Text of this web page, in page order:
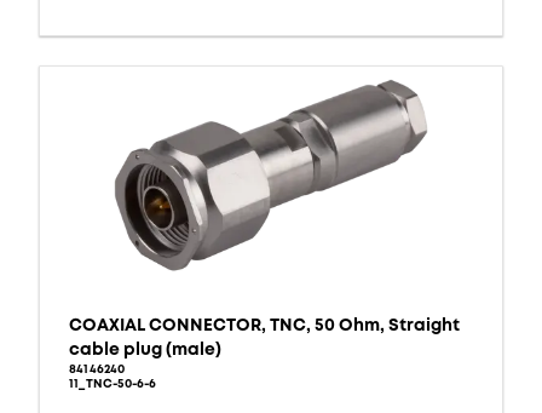
COAXIAL CONNECTOR, TNC, 50 Ohm, Straight
cable plug (male)
84146240
11_TNC-50-6-6